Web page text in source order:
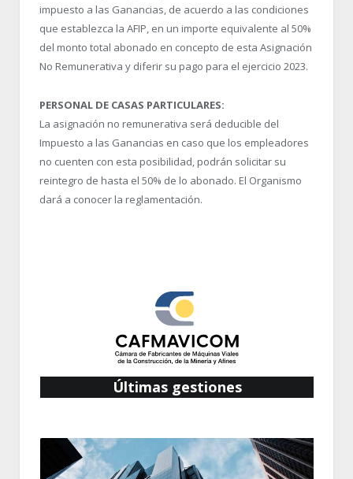
impuesto a las Ganancias, de acuerdo a las condiciones
que establezca la AFIP, en un importe equivalente al 50%
del monto total abonado en concepto de esta Asignación
No Remunerativa y diferir su pago para el ejercicio 2023.
PERSONAL DE CASAS PARTICULARES:
La asignación no remunerativa será deducible del
Impuesto a las Ganancias en caso que los empleadores
no cuenten con esta posibilidad, podrán solicitar su
reintegro de hasta el 50% de lo abonado. El Organismo
dará a conocer la reglamentación.
Últimas gestiones